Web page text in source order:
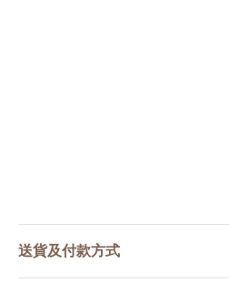
送貨及付款方式